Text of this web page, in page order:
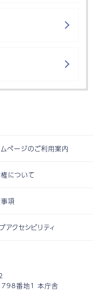
番地1 本庁舎
ページのご利用案内
について
項
アクセシビリティ